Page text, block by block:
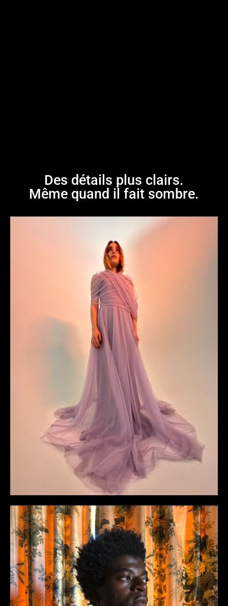
Des détails plus clairs.
Même quand il fait sombre.